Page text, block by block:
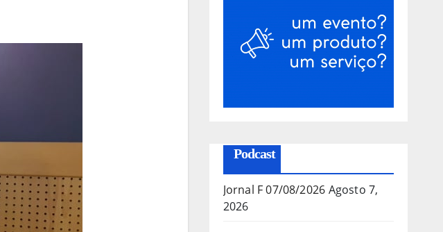
Podcast
Jornal F 07/08/2026 Agosto 7,
2026